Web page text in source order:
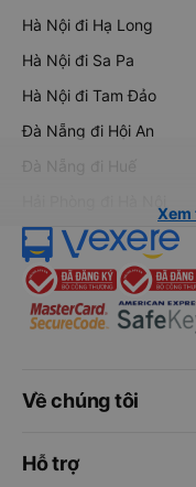
Hà Nội đi Hạ Long
Hà Nội đi Sa Pa
Hà Nội đi Tam Đảo
Đà Nẵng đi Hội An
Đà Nẵng đi Huế
Xem
Về chúng tôi
Hỗ trợ